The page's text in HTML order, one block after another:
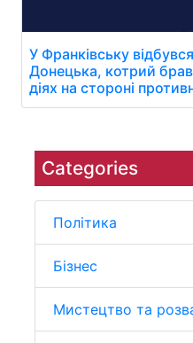
Categories
Політика
Бізнес
Мистецтво та
У Франківську
Донецька, котрий
діях на стороні